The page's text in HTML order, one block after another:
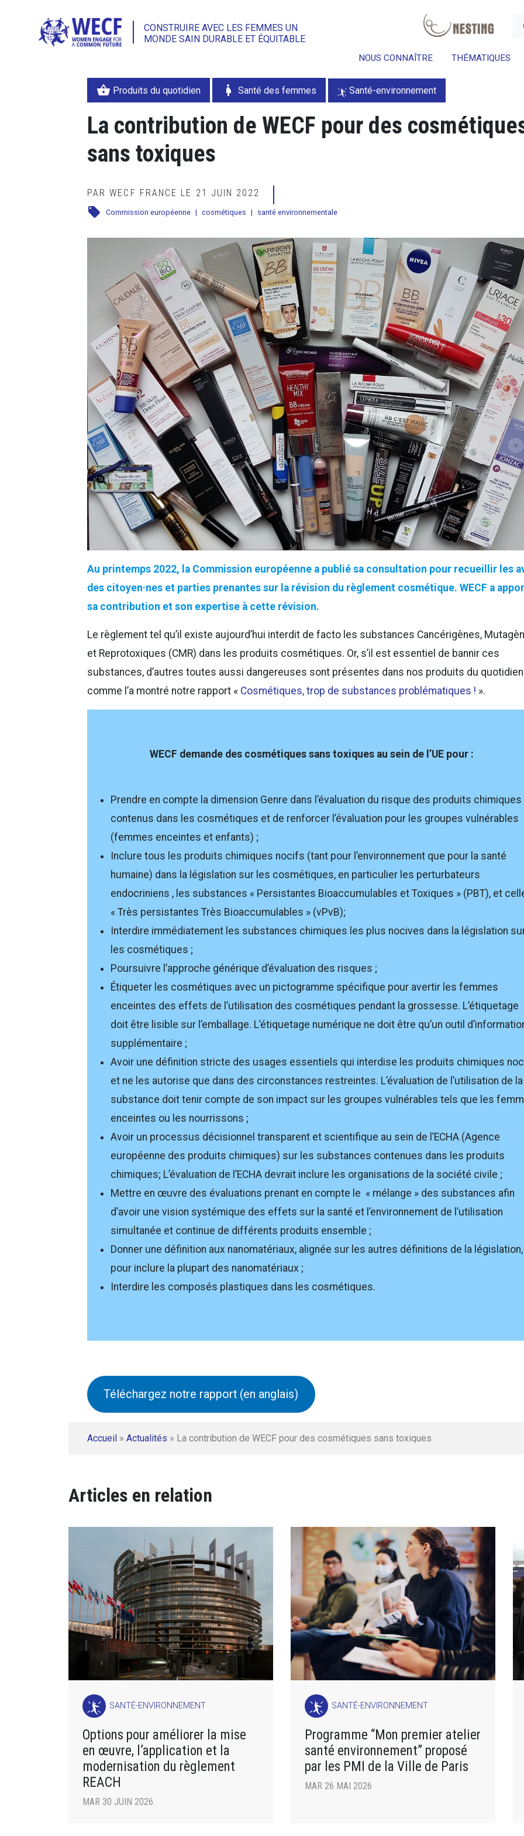
CONSTRUIRE AVEC LES FEMMES UN
MONDE SAIN DURABLE ET ÉQUITABLE
NOUS CONNAÎTRE THÉMATIQUES
shopping_basket Produits du quotidien pregnant_woman Santé des femmes Santé-environnement
La contribution de WECF pour des
sans toxiques
PAR WECF FRANCE LE 21 JUIN 2022
local_offer Commission européenne | cosmétiques | santé environnementale
Au printemps 2022, la Commission européenne a publié sa consultation pour recueillir les
des citoyen·nes et parties prenantes sur la révision du règlement cosmétique. WECF a
sa contribution et son expertise à cette révision.
Le règlement tel qu’il existe aujourd’hui interdit de facto les substances Cancérigènes,
et Reprotoxiques (CMR) dans les produits cosmétiques. Or, s’il est essentiel de bannir ces
substances, d’autres toutes aussi dangereuses sont présentes dans nos produits du quotidien
comme l’a montré notre rapport « Cosmétiques, trop de substances problématiques ! ».
WECF demande des cosmétiques sans toxiques au sein de l’UE pour :
Prendre en compte la dimension Genre dans l’évaluation du risque des produits chimiques
contenus dans les cosmétiques et de renforcer l’évaluation pour les groupes vulnérables
(femmes enceintes et enfants) ;
Inclure tous les produits chimiques nocifs (tant pour l’environnement que pour la santé
humaine) dans la législation sur les cosmétiques, en particulier les perturbateurs
endocriniens , les substances « Persistantes Bioaccumulables et Toxiques » (PBT), et
« Très persistantes Très Bioaccumulables » (vPvB);
Interdire immédiatement les substances chimiques les plus nocives dans la législation
les cosmétiques ;
Poursuivre l’approche générique d’évaluation des risques ;
Étiqueter les cosmétiques avec un pictogramme spécifique pour avertir les femmes
enceintes des effets de l’utilisation des cosmétiques pendant la grossesse. L’étiquetage
doit être lisible sur l’emballage. L’étiquetage numérique ne doit être qu’un outil
supplémentaire ;
Avoir une définition stricte des usages essentiels qui interdise les produits chimiques
et ne les autorise que dans des circonstances restreintes. L’évaluation de l’utilisation de la
substance doit tenir compte de son impact sur les groupes vulnérables tels que les
enceintes ou les nourrissons ;
Avoir un processus décisionnel transparent et scientifique au sein de l’ECHA (Agence
européenne des produits chimiques) sur les substances contenues dans les produits
chimiques; L’évaluation de l’ECHA devrait inclure les organisations de la société civile ;
Mettre en œuvre des évaluations prenant en compte le « mélange » des substances afin
d’avoir une vision systémique des effets sur la santé et l’environnement de l’utilisation
simultanée et continue de différents produits ensemble ;
Donner une définition aux nanomatériaux, alignée sur les autres définitions de la
pour inclure la plupart des nanomatériaux ;
Interdire les composés plastiques dans les cosmétiques.
Téléchargez notre rapport (en anglais)
Accueil » Actualités » La contribution de WECF pour des cosmétiques sans toxiques
Articles en relation
SANTÉ-ENVIRONNEMENT
Options pour améliorer la mise
en œuvre, l’application et la
modernisation du règlement
REACH
MAR 30 JUIN 2026
SANTÉ-ENVIRONNEMENT
Programme “Mon premier atelier
santé environnement” proposé
par les PMI de la Ville de Paris
MAR 26 MAI 2026